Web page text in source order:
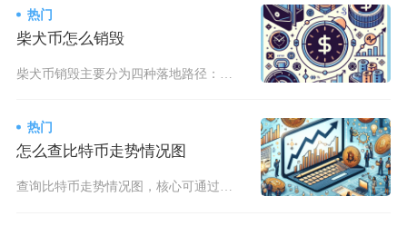
热门
柴犬币怎么销毁
热门
怎么查比特币走势情况图